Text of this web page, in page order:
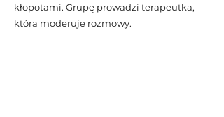
kłopotami. Grupę prowadzi terapeutka,
która moderuje rozmowy.